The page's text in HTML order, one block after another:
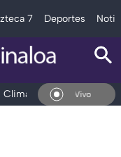
7 Deportes
Clima Deportes
En Vivo